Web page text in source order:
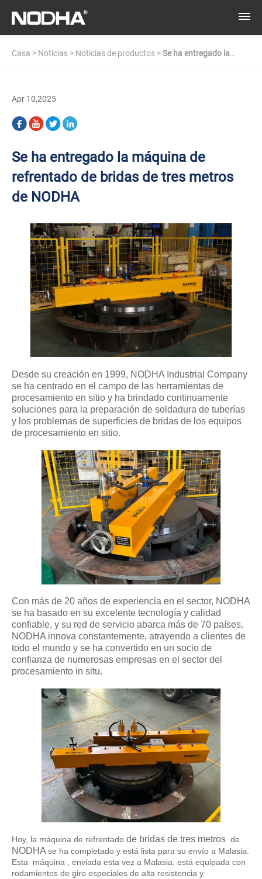
Casa > Noticias > Noticias de productos >Se ha entregado la
Apr 10,2025
Se ha entregado la máquina de
refrentado de bridas de tres metros
de NODHA
Desde su creación en 1999, NODHA Industrial Company
se ha centrado en el campo de las herramientas de
procesamiento en sitio y ha brindado continuamente
soluciones para la preparación de soldadura de tuberías
y los problemas de superficies de bridas de los equipos
de procesamiento en sitio.
Con más de 20 años de experiencia en el sector, NODHA
se ha basado en su excelente tecnología y calidad
confiable, y su red de servicio abarca más de 70 países.
NODHA innova constantemente, atrayendo a clientes de
todo el mundo y se ha convertido en un socio de
confianza de numerosas empresas en el sector del
procesamiento in situ.
Hoy, la máquina de refrentado de bridas de tres metros de
NODHA se ha completado y está lista para su envío a Malasia.
Esta máquina , enviada esta vez a Malasia, está equipada con
rodamientos de giro especiales de alta resistencia y